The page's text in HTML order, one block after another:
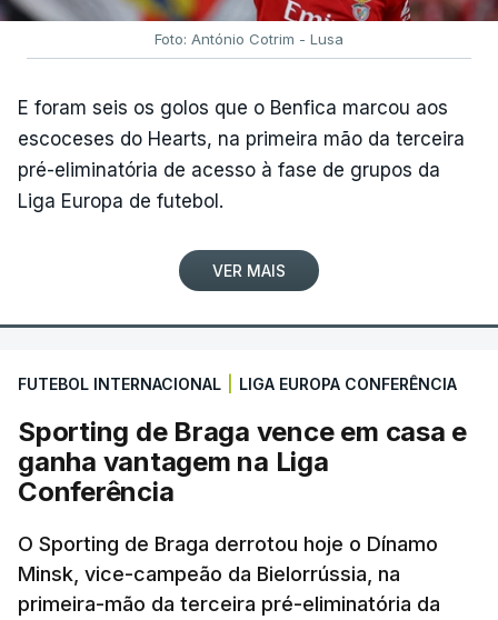
Foto: António Cotrim - Lusa
E foram seis os golos que o Benfica marcou aos
escoceses do Hearts, na primeira mão da terceira
pré-eliminatória de acesso à fase de grupos da
Liga Europa de futebol.
VER MAIS
FUTEBOL INTERNACIONAL LIGA EUROPA CONFERÊNCIA
Sporting de Braga vence em casa e
ganha vantagem na Liga
Conferência
O Sporting de Braga derrotou hoje o Dínamo
Minsk, vice-campeão da Bielorrússia, na
primeira-mão da terceira pré-eliminatória da